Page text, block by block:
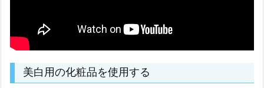
美白用の化粧品を使用する